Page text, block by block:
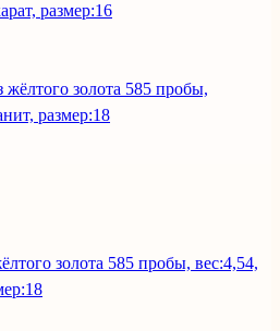
размер:16
золота 585 пробы, вес:4,54,